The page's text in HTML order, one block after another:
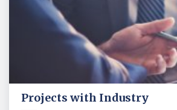
Projects with Industry